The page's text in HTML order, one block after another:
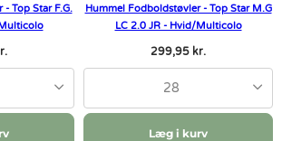
Top Star F.G.
Hummel Fodboldstøvler - Top Star M.G
LC 2.0 JR - Hvid/Multicolo
299,95 kr.
28
Læg i kurv